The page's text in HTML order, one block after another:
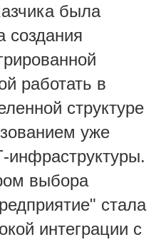
была
создания
работать в
структуре
уже
выбора
стала
интеграции с